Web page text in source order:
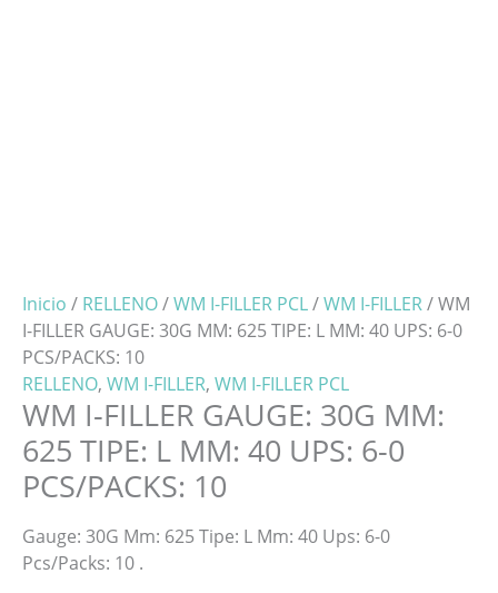
Inicio / RELLENO/WM I-FILLER PCL/WM I-FILLER/ WM
I-FILLER GAUGE: 30G MM: 625 TIPE: L MM: 40 UPS: 6-0
PCS/PACKS: 10
RELLENO, WM I-FILLER, WM I-FILLER PCL
WM I-FILLER GAUGE: 30G MM:
625 TIPE: L MM: 40 UPS: 6-0
PCS/PACKS: 10
Gauge: 30G Mm: 625 Tipe: L Mm: 40 Ups: 6-0
Pcs/Packs: 10 .